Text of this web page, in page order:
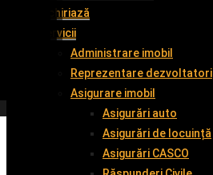
Închiriază
Servicii
Administrare imobil
Reprezentare dezvoltatori
Asigurare imobil
Asigurări auto
Asigurări de locuință
Asigurări CASCO